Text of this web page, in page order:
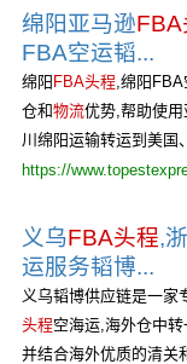
绵阳亚马逊FBA
FBA空运韬...
绵阳 FBA头程,绵阳FBA
仓和物流优势,帮助使
川绵阳运输转运到美国
https://
义乌FBA头程,
运服务韬博...
义乌韬博供应链是一家
头程空海运,海外仓中
并结合海外优质的清关